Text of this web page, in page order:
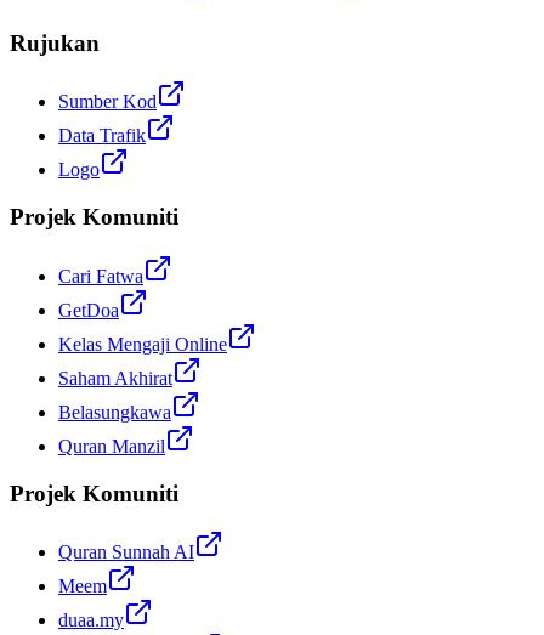
Rujukan
Sumber Kod
Data Trafik
Logo
Projek Komuniti
Cari Fatwa
GetDoa
Kelas Mengaji Online
Saham Akhirat
Belasungkawa
Quran Manzil
Projek Komuniti
Quran Sunnah AI
Meem
duaa.my